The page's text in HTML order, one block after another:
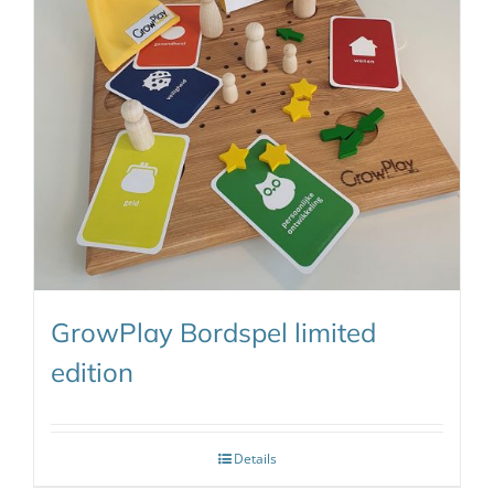
GrowPlay Bordspel limited
edition
Details